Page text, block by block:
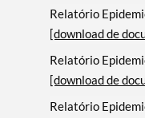
Relatório
[download de
Relatório
[download de
Relatório